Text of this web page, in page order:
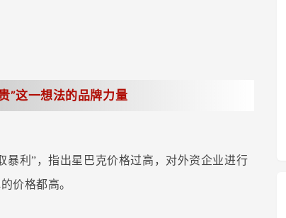
”这一想法的品牌力量
暴利”，指出星巴克价格过高，对外资企业进行
价格都高。